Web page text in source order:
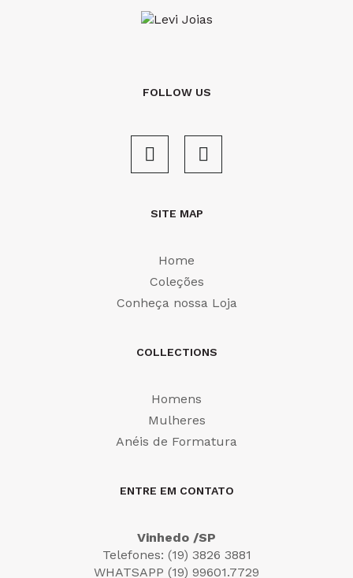
FOLLOW US
SITE MAP
Home
Coleções
Conheça nossa Loja
COLLECTIONS
Homens
Mulheres
Anéis de Formatura
ENTRE EM CONTATO
Vinhedo /SP
Telefones: (19) 3826 3881
WHATSAPP (19) 99601.7729